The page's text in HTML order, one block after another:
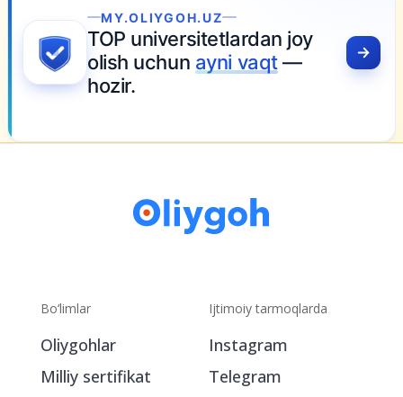
MY.OLIYGOH.UZ
TOP universitetlardan joy
hozir.